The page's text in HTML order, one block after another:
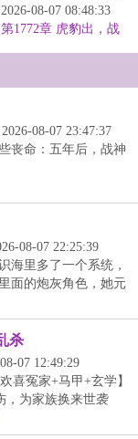
伍!穿越大乾王朝，本
军私生子的“...
08-07 08:48:33
第1772章 虎豹出，战
08-07 23:47:37
丧命：五年后，战神
08-07 22:25:39
海里多了一个系统，
面的炮灰角色，她元
杀
07 12:49:29
喜冤家+马甲+玄学】
，为家族换来世袭